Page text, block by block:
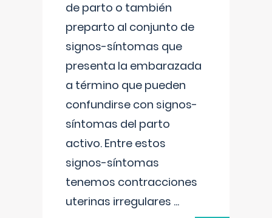
de parto o también
preparto al conjunto de
signos-síntomas que
presenta la embarazada
a término que pueden
confundirse con signos-
síntomas del parto
activo. Entre estos
signos-síntomas
tenemos contracciones
uterinas irregulares ...